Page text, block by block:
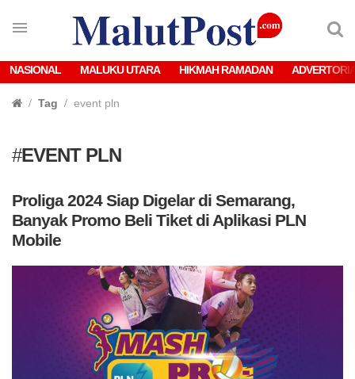
NASIONAL MALUKU UTARA HIKMAH RAMADAN
Tag event pln
#EVENT PLN
Proliga 2024 Siap Digelar di Semarang,
Banyak Promo Beli Tiket di Aplikasi PLN
Mobile